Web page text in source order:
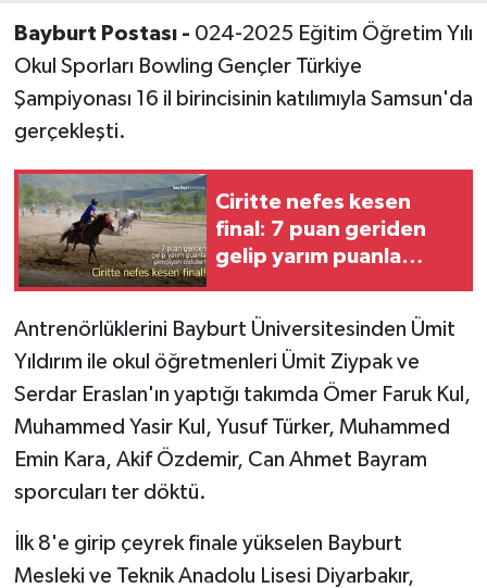
Bayburt Postası - 024-2025 Eğitim Öğretim Yılı
Okul Sporları Bowling Gençler Türkiye
Şampiyonası 16 il birincisinin katılımıyla Samsun'da
gerçekleşti.
Ciritte nefes kesen
final: 7 puan geriden
gelip yarım puanla
Antrenörlüklerini Bayburt Üniversitesinden Ümit
Yıldırım ile okul öğretmenleri Ümit Ziypak ve
Serdar Eraslan'ın yaptığı takımda Ömer Faruk Kul,
Muhammed Yasir Kul, Yusuf Türker, Muhammed
Emin Kara, Akif Özdemir, Can Ahmet Bayram
sporcuları ter döktü.
İlk 8'e girip çeyrek finale yükselen Bayburt
Mesleki ve Teknik Anadolu Lisesi Diyarbakır,